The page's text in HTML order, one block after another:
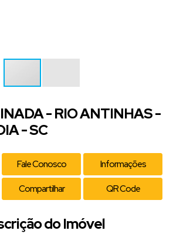
- RIO ANTINHAS -
- SC
Fale Conosco Informações
Compartilhar QR Code
do Imóvel